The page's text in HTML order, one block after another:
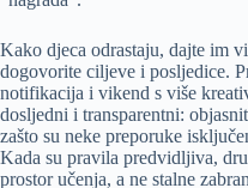
Kako djeca odrastaju, dajte im
dogovorite ciljeve i posljedice.
notifikacija i vikend s više
dosljedni i transparentni:
zašto su neke preporuke
Kada su pravila predvidljiva,
prostor učenja, a ne stalne